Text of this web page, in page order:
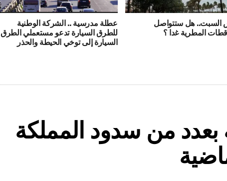
هل ستتواصل
المطرية غدا ؟
عطلة مدرسية .. الشركة الوطنية
للطرق السيارة تدعو مستعملي الطرق
السيارة إلى توخي الحيطة والحذر
بعدد من سدود المملكة